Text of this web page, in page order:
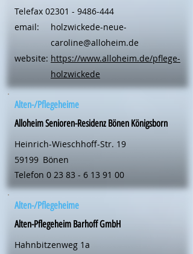
Telefax 02301 - 9486-444
email:
website:
holzwickede-neue-
caroline@alloheim.de
https://www.alloheim.de/pflege-
holzwickede
Alten-/Pflegeheime
Alloheim Senioren-Residenz Bönen Königsborn
Heinrich-Wieschhoff-Str. 19
59199 Bönen
Telefon 0 23 83 - 6 13 91 00
Alten-/Pflegeheime
Alten-Pflegeheim Barhoff GmbH
Hahnbitzenweg 1a